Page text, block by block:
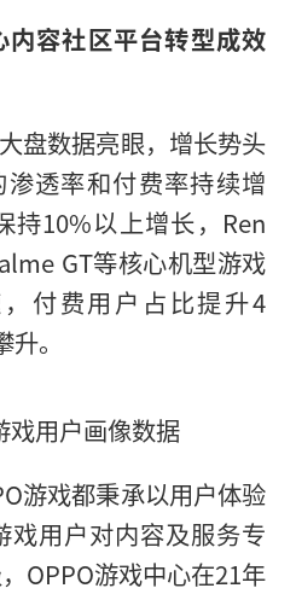
内容社区平台转型成效
盘数据亮眼，增长势头
透率和付费率持续增
持10%以上增长，Ren
GT等核心机型游戏
付费用户占比提升4
。
戏用户画像数据
游戏都秉承以用户体验
戏用户对内容及服务专
OPPO游戏中心在21年